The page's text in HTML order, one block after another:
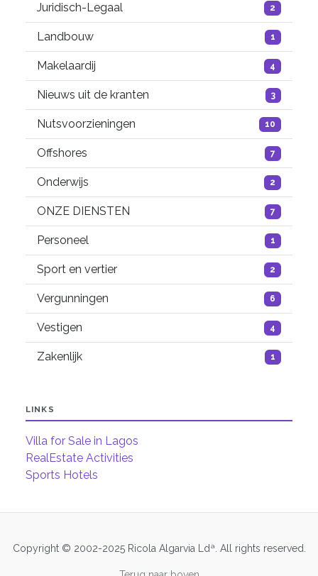
Juridisch-Legaal 2
Landbouw 1
Makelaardij 4
Nieuws uit de kranten 3
Nutsvoorzieningen 10
Offshores 7
Onderwijs 2
ONZE DIENSTEN 7
Personeel 1
Sport en vertier 2
Vergunningen 6
Vestigen 4
Zakenlijk 1
LINKS
Villa for Sale in Lagos
RealEstate Activities
Sports Hotels
Copyright © 2002-2025 Ricola Algarvia Ldª. All rights reserved.